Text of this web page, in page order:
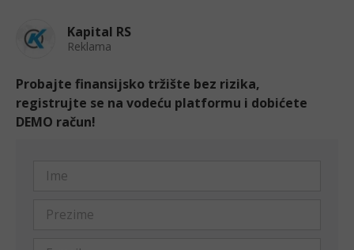
Kapital RS
Reklama
Probajte finansijsko tržište bez rizika,
registrujte se na vodeću platformu i dobićete
DEMO račun!